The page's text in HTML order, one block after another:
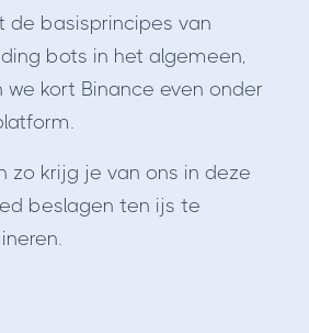
de basisprincipes van
bots in het algemeen,
kort Binance even onder
zo krijg je van ons in deze
beslagen ten ijs te